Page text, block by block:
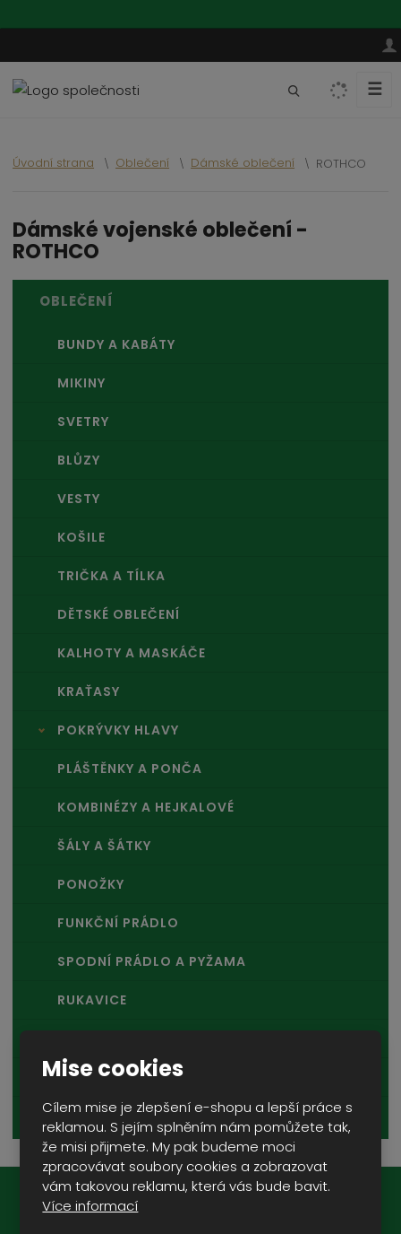
Mise cookies
Cílem mise je zlepšení e-shopu a lepší práce s
reklamou. S jejím splněním nám pomůžete tak,
že misi přijmete. My pak budeme moci
zpracovávat soubory cookies a zobrazovat
vám takovou reklamu, která vás bude bavit.
Více informací
a
☰
Úvodní strana Oblečení Dámské oblečení ROTHCO
Dámské vojenské oblečení -
ROTHCO
OBLEČENÍ
BUNDY A KABÁTY
MIKINY
SVETRY
BLŮZY
VESTY
KOŠILE
TRIČKA A TÍLKA
DĚTSKÉ OBLEČENÍ
KALHOTY A MASKÁČE
KRAŤASY
POKRÝVKY HLAVY
PLÁŠTĚNKY A PONČA
KOMBINÉZY A HEJKALOVÉ
ŠÁLY A ŠÁTKY
PONOŽKY
FUNKČNÍ PRÁDLO
SPODNÍ PRÁDLO A PYŽAMA
RUKAVICE
OSTATNÍ
DÁMSKÉ OBLEČENÍ
Novinky na e-mail: